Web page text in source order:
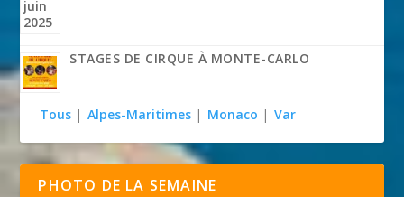
STAGES DE CIRQUE À MONTE-CARLO
Tous | Alpes-Maritimes | Monaco | Var
PHOTO DE LA SEMAINE